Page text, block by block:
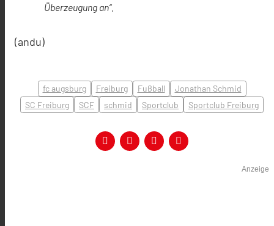
Überzeugung an“.
(andu)
fc augsburg Freiburg Fußball
Jonathan Schmid
SC Freiburg
SCF schmid Sportclub Sportclub Freiburg
Anzeige